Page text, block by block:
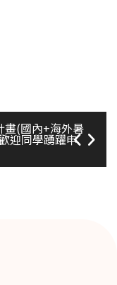
畫(國內+海外暑
迎同學踴躍申